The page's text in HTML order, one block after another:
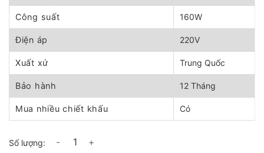
Công suất 160W
Điện áp 220V
Xuất xứ Trung Quốc
Bảo hành 12 Tháng
Mua nhiều chiết khấu Có
Quạt treo tường phun sương Soffnet QTPS 500 số lượng